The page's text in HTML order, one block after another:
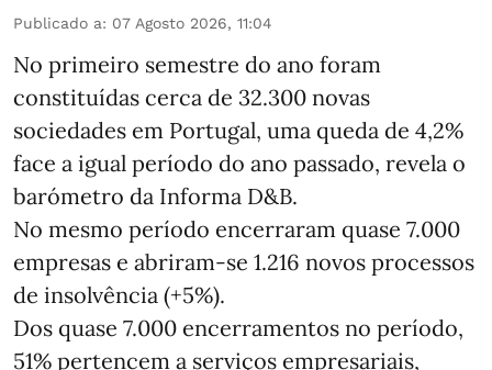
Publicado a: 07 Agosto 2026, 11:04
No primeiro semestre do ano foram
constituídas cerca de 32.300 novas
sociedades em Portugal, uma queda de 4,2%
face a igual período do ano passado, revela o
barómetro da Informa D&B.
No mesmo período encerraram quase 7.000
empresas e abriram‑se 1.216 novos processos
de insolvência (+5%).
Dos quase 7.000 encerramentos no período,
51% pertencem a serviços empresariais,